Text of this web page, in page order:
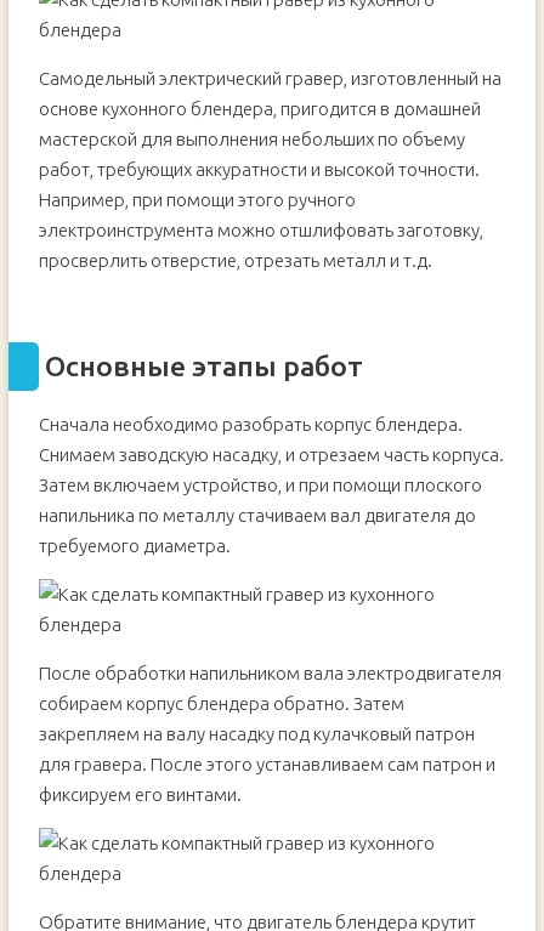
Самодельный электрический гравер, изготовленный на
основе кухонного блендера, пригодится в домашней
мастерской для выполнения небольших по объему
работ, требующих аккуратности и высокой точности.
Например, при помощи этого ручного
электроинструмента можно отшлифовать заготовку,
просверлить отверстие, отрезать металл и т.д.
Основные этапы работ
Сначала необходимо разобрать корпус блендера.
Снимаем заводскую насадку, и отрезаем часть корпуса.
Затем включаем устройство, и при помощи плоского
напильника по металлу стачиваем вал двигателя до
требуемого диаметра.
После обработки напильником вала электродвигателя
собираем корпус блендера обратно. Затем
закрепляем на валу насадку под кулачковый патрон
для гравера. После этого устанавливаем сам патрон и
фиксируем его винтами.
Обратите внимание, что двигатель блендера крутит